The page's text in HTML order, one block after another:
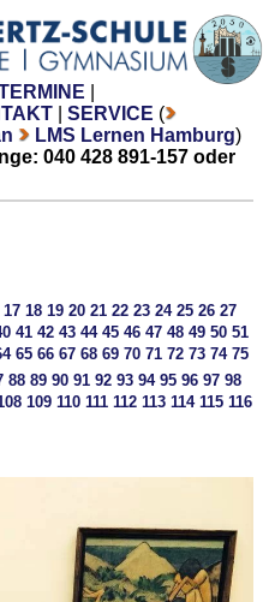
SERVICE (
LMS Lernen Hamburg)
040 428 891-157 oder
17 18 19 20 21 22 23 24 25 26 27
41 42 43 44 45 46 47 48 49 50 51
65 66 67 68 69 70 71 72 73 74 75
88 89 90 91 92 93 94 95 96 97 98
109 110 111 112 113 114 115 116